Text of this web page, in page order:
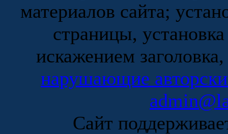
материалов сайта;
страницы,
искажением
нарушающие
Сайт